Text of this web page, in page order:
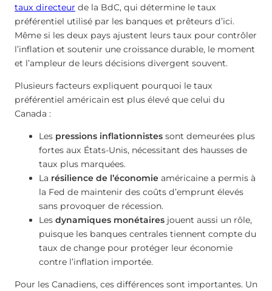
taux directeur de la BdC, qui détermine le taux
préférentiel utilisé par les banques et prêteurs d’ici.
Même si les deux pays ajustent leurs taux pour contrôler
l’inflation et soutenir une croissance durable, le moment
et l’ampleur de leurs décisions divergent souvent.
Plusieurs facteurs expliquent pourquoi le taux
préférentiel américain est plus élevé que celui du
Canada :
Les pressions inflationnistes sont demeurées plus
fortes aux États-Unis, nécessitant des hausses de
taux plus marquées.
La résilience de l’économie américaine a permis à
la Fed de maintenir des coûts d’emprunt élevés
sans provoquer de récession.
Les dynamiques monétaires jouent aussi un rôle,
puisque les banques centrales tiennent compte du
taux de change pour protéger leur économie
contre l’inflation importée.
Pour les Canadiens, ces différences sont importantes. Un